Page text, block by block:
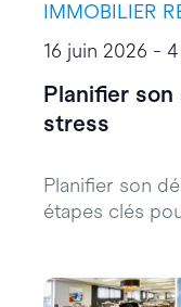
IMMOBILIER
16 juin 2026 -
Planifier son
stress
Planifier son
étapes clés